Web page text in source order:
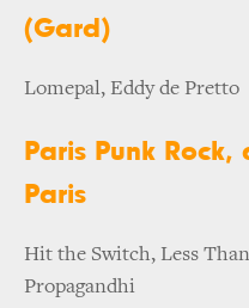
(Gard)
Lomepal, Eddy de Pretto
Paris Punk
Paris
Hit the Switch, Less
Propagandhi